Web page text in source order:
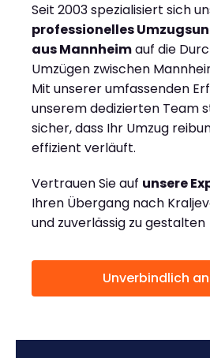
Seit 2003 spezialisiert sich
professionelles
aus Mannheimauf die
Umzügen zwischen
Mit unserer umfassenden
unserem dedizierten Team
sicher, dass Ihr Umzug
effizient verläuft.
Vertrauen Sie auf unsere
Ihren Übergang nach
und zuverlässig zu gestalten
Unverbindlich